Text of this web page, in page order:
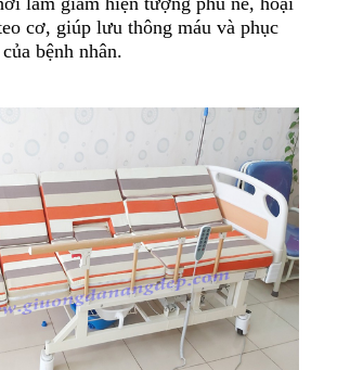
cơ, giúp lưu thông máu và phục
bệnh nhân.